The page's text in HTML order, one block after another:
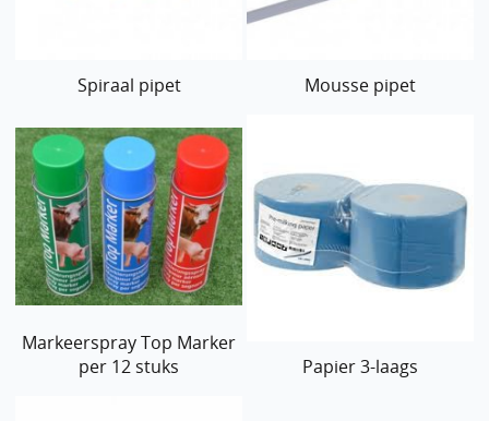
Spiraal pipet Mousse pipet
Markeerspray Top Marker
per 12 stuks
Papier 3-laags